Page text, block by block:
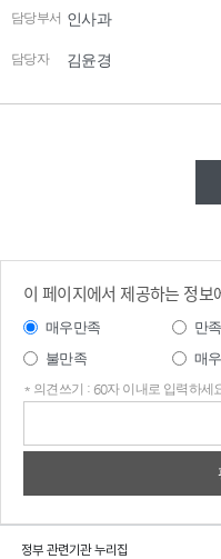
담당부서 인사과
담당자 김윤경
이 페이지에서 제공하는 정보
매우만족 만족
불만족
매
* 의견쓰기 : 60자 이내로 입력하세
정부 관련기관 누리집